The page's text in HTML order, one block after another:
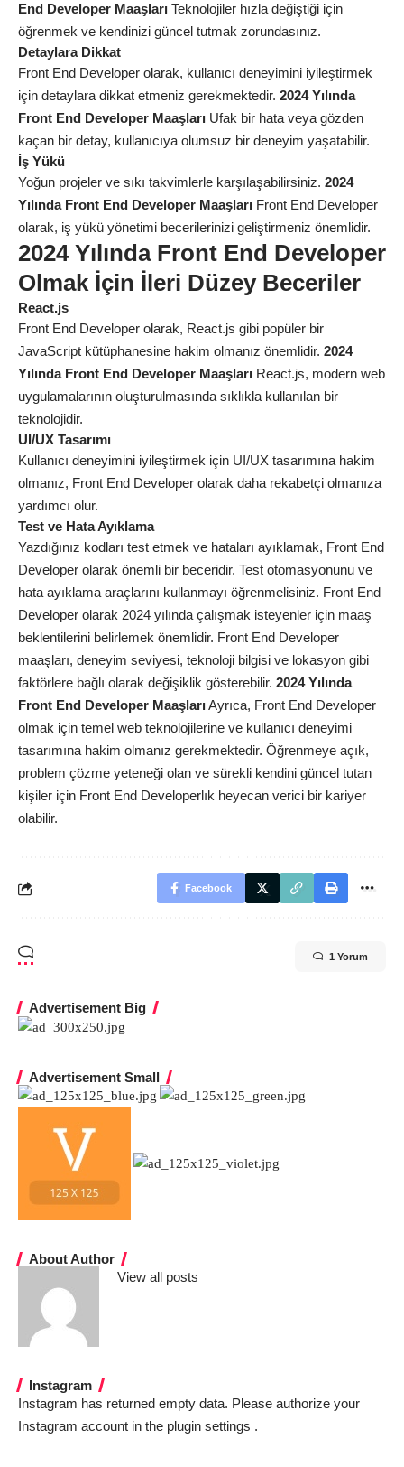
End Developer Maaşları Teknolojiler hızla değiştiği için
öğrenmek ve kendinizi güncel tutmak zorundasınız.
Detaylara Dikkat
Front End Developer olarak, kullanıcı deneyimini iyileştirmek
için detaylara dikkat etmeniz gerekmektedir. 2024 Yılında
Front End Developer Maaşları Ufak bir hata veya gözden
kaçan bir detay, kullanıcıya olumsuz bir deneyim yaşatabilir.
İş Yükü
Yoğun projeler ve sıkı takvimlerle karşılaşabilirsiniz. 2024
Yılında Front End Developer Maaşları Front End Developer
olarak, iş yükü yönetimi becerilerinizi geliştirmeniz önemlidir.
2024 Yılında Front End Developer
Olmak İçin İleri Düzey Beceriler
React.js
Front End Developer olarak, React.js gibi popüler bir
JavaScript kütüphanesine hakim olmanız önemlidir. 2024
Yılında Front End Developer Maaşları React.js, modern web
uygulamalarının oluşturulmasında sıklıkla kullanılan bir
teknolojidir.
UI/UX Tasarımı
Kullanıcı deneyimini iyileştirmek için UI/UX tasarımına hakim
olmanız, Front End Developer olarak daha rekabetçi olmanıza
yardımcı olur.
Test ve Hata Ayıklama
Yazdığınız kodları test etmek ve hataları ayıklamak, Front End
Developer olarak önemli bir beceridir. Test otomasyonunu ve
hata ayıklama araçlarını kullanmayı öğrenmelisiniz. Front End
Developer olarak 2024 yılında çalışmak isteyenler için maaş
beklentilerini belirlemek önemlidir. Front End Developer
maaşları, deneyim seviyesi, teknoloji bilgisi ve lokasyon gibi
faktörlere bağlı olarak değişiklik gösterebilir. 2024 Yılında
Front End Developer MaaşlarıAyrıca, Front End Developer
olmak için temel web teknolojilerine ve kullanıcı deneyimi
tasarımına hakim olmanız gerekmektedir. Öğrenmeye açık,
problem çözme yeteneği olan ve sürekli kendini güncel tutan
kişiler için Front End Developerlık heyecan verici bir kariyer
olabilir.
Facebook
1 Yorum
Advertisement Big
Advertisement Small
About Author
View all posts
Instagram
Instagram has returned empty data. Please authorize your
Instagram account in the plugin settings .